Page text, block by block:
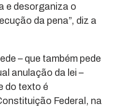
e desorganiza o
da pena”, diz a
– que também pede
anulação da lei –
do texto é
Federal, na